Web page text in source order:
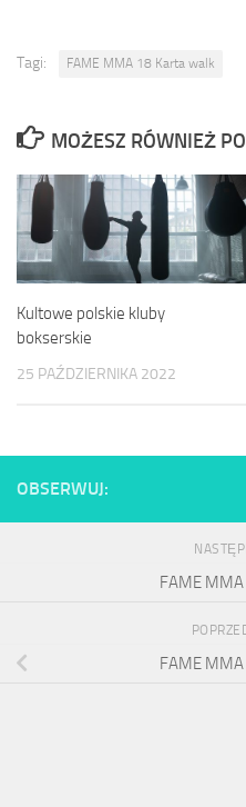
Tagi: FAME MMA 18 Karta walk
MOŻESZ RÓWNIEŻ
Kultowe polskie kluby
bokserskie
25 PAŹDZIERNIKA 2022
OBSERWUJ:
FAME
FAME